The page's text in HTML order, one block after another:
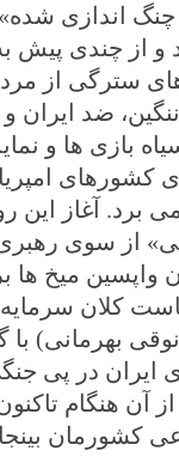
اندازی شده»
سترگی از
ضد ایران
بازی ها و
کشورهای
از سوی رهبری
واپسین میخ ها
کلان
نوقی بهرمانی)
ایران در پی
از آن هنگام
کشورمان